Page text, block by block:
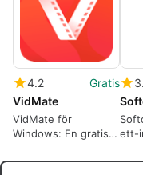
4.2
Gratis
VidMate
VidMate för
Windows: En gratis
nedladdare
ett-